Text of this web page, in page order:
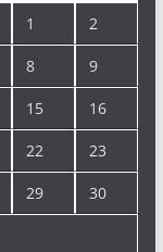
1 2
8 9
15 16
22 23
29 30